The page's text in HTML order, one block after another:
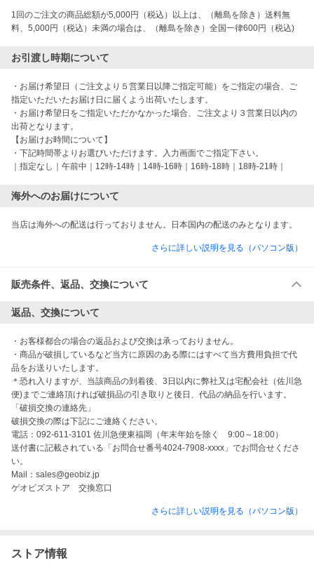
1回のご注文の商品総額が5,000円（税込）以上は、（離島を除き）送料無
料、5,000円（税込）未満の場合は、（離島を除き）全国一律600円（税込)
お引渡し時期について
・お届け希望日（ご注文より５営業日以降ご指定可能）をご指定の場合、ご
指定いただいたお届け日に届くよう出荷いたします。
・お届け希望日をご指定いただかなかった場合、ご注文より３営業日以内の
出荷となります。
【お届けお時間について】
・下記時間帯よりお選びいただけます。入力画面でご指定下さい。
海外へのお届けについて
当店は海外への配送は行っておりません。日本国内の配送のみとなります。
さらに詳しい説明を見る（パソコン版）
販売条件、返品、交換について
返品、交換について
・お客様都合の場合の返品および交換は承っておりません。
・商品が破損しているなど当方に原因のある際にはすべて当方費用負担で代
品をお送りいたします。
＊恐れ入りますが、当該商品の到着後、3日以内に弊社又は宅配会社（佐川急
便)までご連絡頂ければ破損品の引き取りと後日、代品の納品を行います。
「破損交換の連絡先」
破損交換の際は下記にご連絡ください。
電話：092-611-3101 佐川急便東福岡（年末年始を除く　9:00～18:00）
送付書に記載されている「お問合せ番号4024-7908-xxxx」でお問合せくださ
い。
Mail：sales@geobiz.jp
ゲオビズストア　交換窓口
さらに詳しい説明を見る（パソコン版）
ストア情報